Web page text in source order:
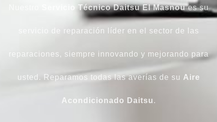
Técnico Daitsu El Masnoues su
servicio de reparación líder en el sector de las
reparaciones, siempre innovando y mejorando para
usted. Reparamos todas las averías de su Aire
Acondicionado Daitsu.